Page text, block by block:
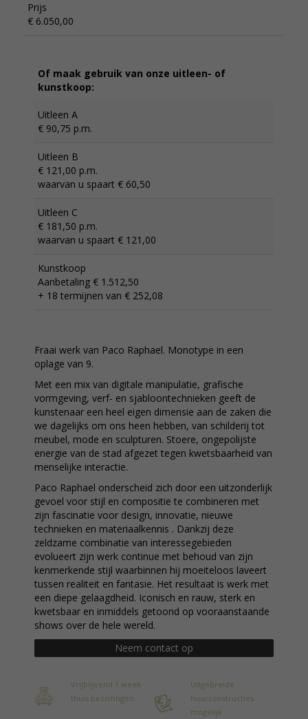
Prijs
€ 6.050,00
Of maak gebruik van onze uitleen- of
kunstkoop:
Uitleen A
€ 90,75 p.m.
Uitleen B
€ 121,00 p.m.
waarvan u spaart € 60,50
Uitleen C
€ 181,50 p.m.
waarvan u spaart € 121,00
Kunstkoop
Aanbetaling € 1.512,50
+ 18 termijnen van € 252,08
Fraai werk van Paco Raphael. Monotype in een
oplage van 9.
Met een mix van digitale manipulatie, grafische
vormgeving, verf- en sjabloontechnieken geeft de
kunstenaar een heel eigen dimensie aan de zaken die
we dagelijks om ons heen hebben, van schilderij tot
meubel, mode en sculpturen. Stoere, ongepolijste
energie van de stad afgezet tegen kwetsbaarheid van
menselijke interactie.
Paco Raphael onderscheid zich door een uitzonderlijk
gevoel voor stijl en compositie te combineren met
zijn fascinatie voor design, innovatie, nieuwe
technieken en materiaalkennis . Dankzij deze
zeldzame combinatie van interessegebieden
evolueert zijn werk continue met behoud van zijn
kenmerkende stijl waarbinnen hij moeiteloos laveert
tussen realiteit en fantasie. Het resultaat is werk met
een diepe gelaagdheid. Iconisch en rauw, sterk en
kwetsbaar en inmiddels getoond op vooraanstaande
shows over de hele wereld.
Neem contact op
Vrijblijvend 1 week
thuis bezichtigen
Uitgebreide
huurconstructies
mogelijk